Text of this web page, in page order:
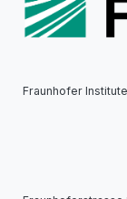
Fraunhofer